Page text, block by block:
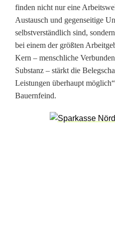
finden nicht nur eine
Austausch und gegenseitige
selbstverständlich sind,
bei einem der größten
Kern – menschliche
Substanz – stärkt die
Leistungen überhaupt
Bauernfeind.